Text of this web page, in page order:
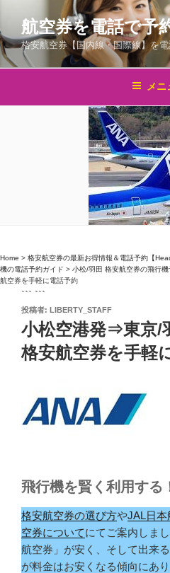
テ
ン
ス
航空券を電話で予
格安航空券【国内線・国際線】を
メニ
Home > 格安航空券の最新お得情報＆電話予約【
機の電話予約ガイド > 小松/羽田 格安航空券の飛行機
航空券を手軽に電話予約
``` ```
投
日:
投稿者: LIBERTY_STAFF
小松空港発⇒東京/
格安航空券を手軽
飛行機を賢く利用する
格安航空券の選び方やJAL日本
空券についてにてご案内しま
航空券」が安く、そして出来
が料金はお安くなる傾向にあ